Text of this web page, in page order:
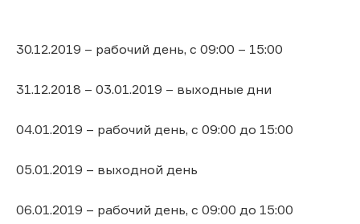
30.12.2019 – рабочий день, с 09:00 – 15:00
31.12.2018 – 03.01.2019 – выходные дни
04.01.2019 – рабочий день, с 09:00 до 15:00
05.01.2019 – выходной день
06.01.2019 – рабочий день, с 09:00 до 15:00